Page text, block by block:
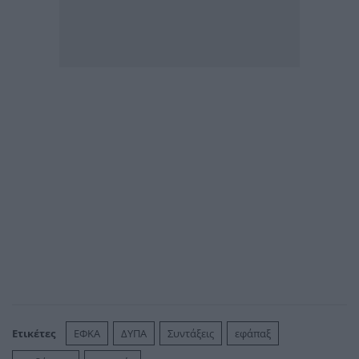
Ετικέτες ΕΦΚΑ ΔΥΠΑ Συντάξεις
εφάπαξ